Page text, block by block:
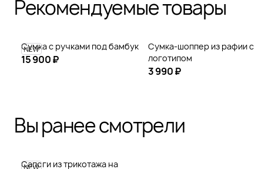
Рекомендуемые товары
Сумка с ручками под бамбук
15 900 ₽
Сумка-шоппер из рафии с
логотипом
3 990 ₽
Вы ранее смотрели
Сапоги из трикотажа на